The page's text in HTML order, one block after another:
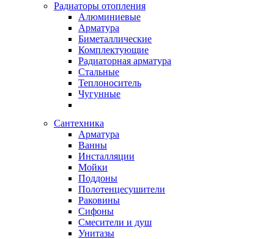
Радиаторы отопления
Алюминиевые
Арматура
Биметаллические
Комплектующие
Радиаторная арматура
Стальные
Теплоноситель
Чугунные
Сантехника
Арматура
Ванны
Инсталляции
Мойки
Поддоны
Полотенцесушители
Раковины
Сифоны
Смесители и душ
Унитазы